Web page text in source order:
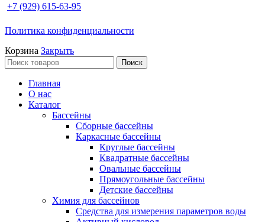
+7 (929) 615-63-95
Политика конфиденциальности
Корзина Закрыть
Поиск
Главная
О нас
Каталог
Бассейны
Сборные бассейны
Каркасные бассейны
Круглые бассейны
Квадратные бассейны
Овальные бассейны
Прямоугольные бассейны
Детские бассейны
Химия для бассейнов
Средства для измерения параметров воды